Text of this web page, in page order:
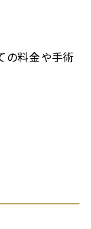
の料金や手術